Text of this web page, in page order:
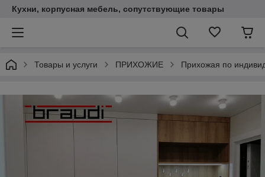
Кухни, корпусная мебель, сопутствующие товары
Товары и услуги ПРИХОЖИЕ Прихожая по